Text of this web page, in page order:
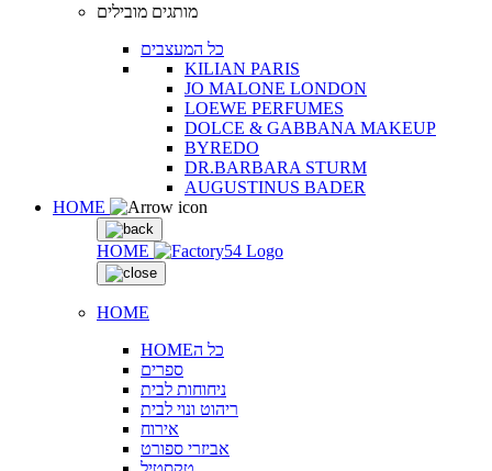
מותגים מובילים
כל המעצבים
KILIAN PARIS
JO MALONE LONDON
LOEWE PERFUMES
DOLCE & GABBANA MAKEUP
BYREDO
DR.BARBARA STURM
AUGUSTINUS BADER
HOME
HOME
HOME
HOMEכל ה
ספרים
ניחוחות לבית
ריהוט ונוי לבית
אירוח
אביזרי ספורט